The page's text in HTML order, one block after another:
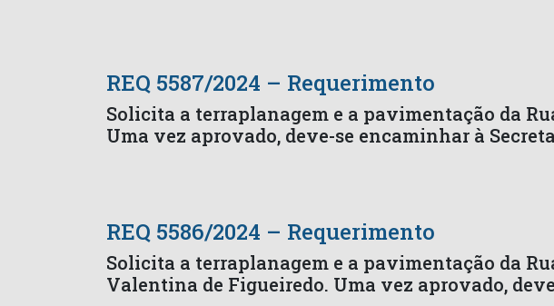
REQ 5587/2024 – Requerimento
Solicita a terraplanagem e a pavimentação da
Uma vez aprovado, deve-se encaminhar à
REQ 5586/2024 – Requerimento
Solicita a terraplanagem e a pavimentação da
Valentina de Figueiredo. Uma vez aprovado,